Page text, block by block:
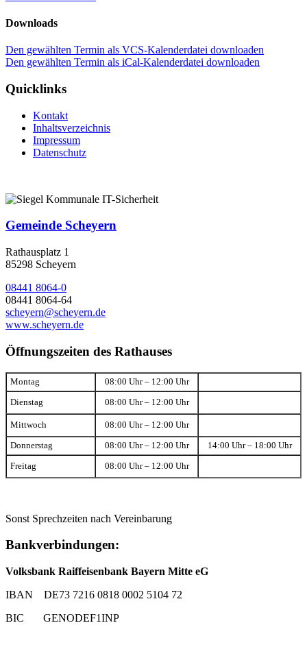
Downloads
Den gewählten Termin als VCS-Kalenderdatei downloaden
Den gewählten Termin als iCal-Kalenderdatei downloaden
Quicklinks
Kontakt
Inhaltsverzeichnis
Impressum
Datenschutz
Gemeinde Scheyern
Rathausplatz 1
85298 Scheyern
08441 8064-0
08441 8064-64
scheyern@scheyern.de
www.scheyern.de
Öffnungszeiten des Rathauses
Montag 08:00 Uhr – 12:00 Uhr
Dienstag 08:00 Uhr – 12:00 Uhr
Mittwoch 08:00 Uhr – 12:00 Uhr
Donnerstag 08:00 Uhr – 12:00 Uhr 14:00 Uhr – 18:00 Uhr
Freitag 08:00 Uhr – 12:00 Uhr
Sonst Sprechzeiten nach Vereinbarung
Bankverbindungen:
Volksbank Raiffeisenbank Bayern Mitte eG
IBAN DE73 7216 0818 0002 5104 72
BIC GENODEF1INP